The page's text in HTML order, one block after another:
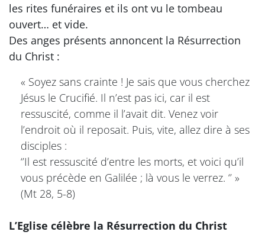
les rites funéraires et ils ont vu le tombeau
ouvert… et vide.
Des anges présents annoncent la Résurrection
du Christ :
« Soyez sans crainte ! Je sais que vous cherchez
Jésus le Crucifié. Il n’est pas ici, car il est
ressuscité, comme il l’avait dit. Venez voir
l’endroit où il reposait. Puis, vite, allez dire à ses
disciples :
‘’Il est ressuscité d’entre les morts, et voici qu’il
vous précède en Galilée ; là vous le verrez. ‘’ »
(Mt 28, 5-8)
L’Eglise célèbre la Résurrection du Christ